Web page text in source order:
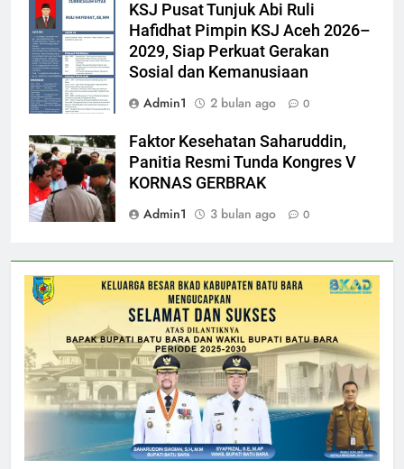
KSJ Pusat Tunjuk Abi Ruli
Hafidhat Pimpin KSJ Aceh 2026–
2029, Siap Perkuat Gerakan
Sosial dan Kemanusiaan
Admin1
2 bulan ago 0
Faktor Kesehatan Saharuddin,
Panitia Resmi Tunda Kongres V
KORNAS GERBRAK
Admin1
3 bulan ago 0